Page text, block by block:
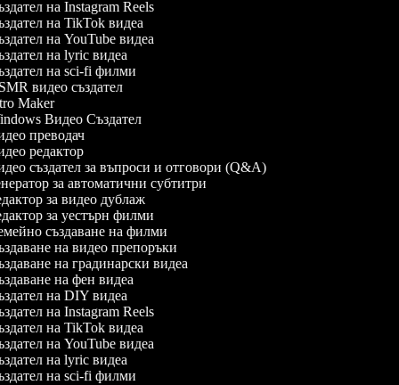
на Instagram Reels
на TikTok видеа
на YouTube видеа
на lyric видеа
на sci-fi филми
видео създател
Maker
Видео Създател
преводач
редактор
създател за въпроси и отговори (Q&A)
за автоматични субтитри
за видео дублаж
за уестърн филми
създаване на филми
на видео препоръки
на градинарски видеа
на фен видеа
на DIY видеа
на Instagram Reels
на TikTok видеа
на YouTube видеа
на lyric видеа
на sci-fi филми